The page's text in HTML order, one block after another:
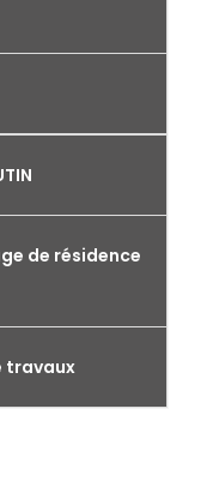
de résidence
travaux